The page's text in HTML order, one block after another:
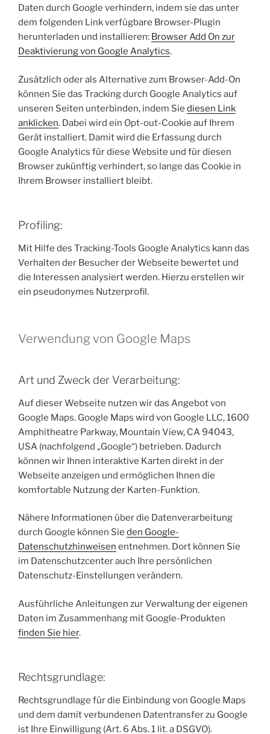
Daten durch Google verhindern, indem sie das unter
dem folgenden Link verfügbare Browser-Plugin
herunterladen und installieren: Browser Add On zur
Deaktivierung von Google Analytics.
Zusätzlich oder als Alternative zum Browser-Add-On
können Sie das Tracking durch Google Analytics auf
unseren Seiten unterbinden, indem Sie diesen Link
anklicken. Dabei wird ein Opt-out-Cookie auf Ihrem
Gerät installiert. Damit wird die Erfassung durch
Google Analytics für diese Website und für diesen
Browser zukünftig verhindert, so lange das Cookie in
Ihrem Browser installiert bleibt.
Profiling:
Mit Hilfe des Tracking-Tools Google Analytics kann das
Verhalten der Besucher der Webseite bewertet und
die Interessen analysiert werden. Hierzu erstellen wir
ein pseudonymes Nutzerprofil.
Verwendung von Google Maps
Art und Zweck der Verarbeitung:
Auf dieser Webseite nutzen wir das Angebot von
Google Maps. Google Maps wird von Google LLC, 1600
Amphitheatre Parkway, Mountain View, CA 94043,
USA (nachfolgend „Google“) betrieben. Dadurch
können wir Ihnen interaktive Karten direkt in der
Webseite anzeigen und ermöglichen Ihnen die
komfortable Nutzung der Karten-Funktion.
Nähere Informationen über die Datenverarbeitung
durch Google können Sie den Google-
Datenschutzhinweisen entnehmen. Dort können Sie
im Datenschutzcenter auch Ihre persönlichen
Datenschutz-Einstellungen verändern.
Ausführliche Anleitungen zur Verwaltung der eigenen
Daten im Zusammenhang mit Google-Produkten
finden Sie hier.
Rechtsgrundlage:
Rechtsgrundlage für die Einbindung von Google Maps
und dem damit verbundenen Datentransfer zu Google
ist Ihre Einwilligung (Art. 6 Abs. 1 lit. a DSGVO).